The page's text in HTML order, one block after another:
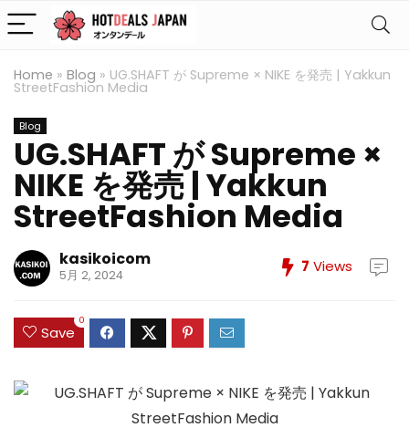
Home » Blog » UG.SHAFT が Supreme × NIKE を発売 | Yakkun
StreetFashion Media
Blog
UG.SHAFT が Supreme ×
NIKE を発売 | Yakkun
StreetFashion Media
kasikoicom
5月 2, 2024 7 Views
Save
0